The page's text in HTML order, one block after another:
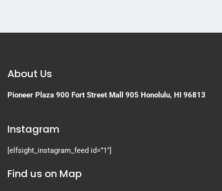
About Us
Pioneer Plaza 900 Fort Street Mall 905 Honolulu, HI 96813
Instagram
[elfsight_instagram_feed id=”1″]
Find us on Map